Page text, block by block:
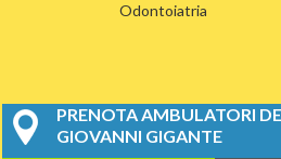
Odontoiatria
PRENOTA AMBULATORI
GIOVANNI GIGANTE